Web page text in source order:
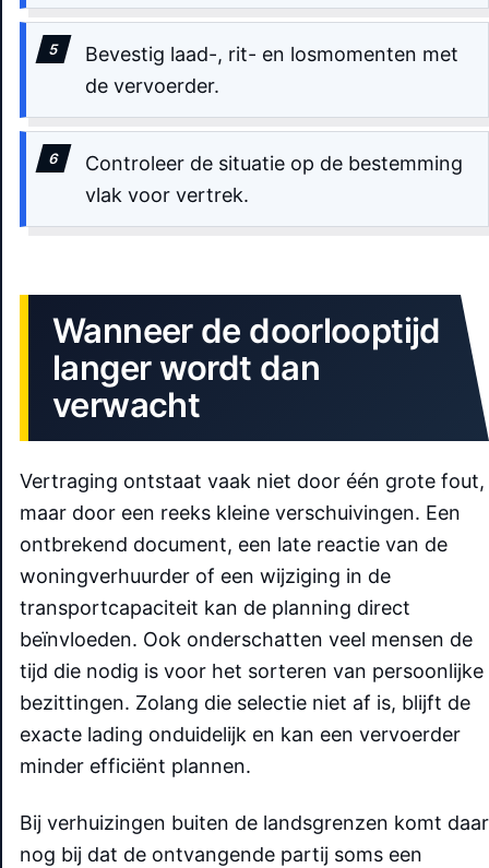
Bevestig laad-, rit- en losmomenten met
de vervoerder.
Controleer de situatie op de bestemming
vlak voor vertrek.
Wanneer de doorlooptijd
langer wordt dan
verwacht
Vertraging ontstaat vaak niet door één grote fout,
maar door een reeks kleine verschuivingen. Een
ontbrekend document, een late reactie van de
woningverhuurder of een wijziging in de
transportcapaciteit kan de planning direct
beïnvloeden. Ook onderschatten veel mensen de
tijd die nodig is voor het sorteren van persoonlijke
bezittingen. Zolang die selectie niet af is, blijft de
exacte lading onduidelijk en kan een vervoerder
minder efficiënt plannen.
Bij verhuizingen buiten de landsgrenzen komt daar
nog bij dat de ontvangende partij soms een